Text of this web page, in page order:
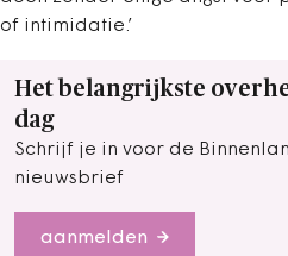
of intimidatie.’
Het belangrijkste
dag
Schrijf je in voor de
nieuwsbrief
aanmelden